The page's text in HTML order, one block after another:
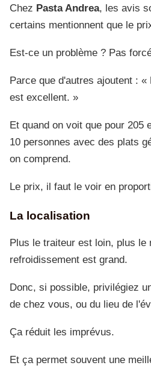
Chez Pasta Andrea, les avis
certains mentionnent que le
Est-ce un problème ? Pas
Parce que d'autres ajoutent :
est excellent. »
Et quand on voit que pour 205
10 personnes avec des plats
on comprend.
Le prix, il faut le voir en
La localisation
Plus le traiteur est loin, plus le
refroidissement est grand.
Donc, si possible, privilégiez
de chez vous, ou du lieu de
Ça réduit les imprévus.
Et ça permet souvent une